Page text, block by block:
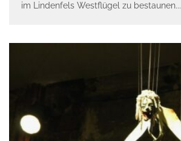
im Lindenfels Westflügel zu bestaunen...